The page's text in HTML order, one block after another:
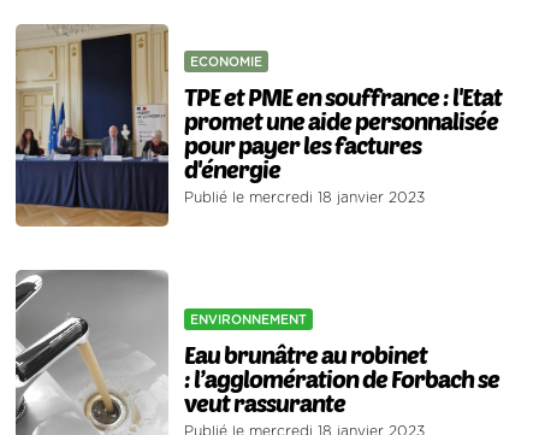
ECONOMIE
TPE et PME en souffrance : l'Etat
promet une aide personnalisée
pour payer les factures
d'énergie
Publié le mercredi 18 janvier 2023
ENVIRONNEMENT
Eau brunâtre au robinet
: l’agglomération de Forbach se
veut rassurante
Publié le mercredi 18 janvier 2023